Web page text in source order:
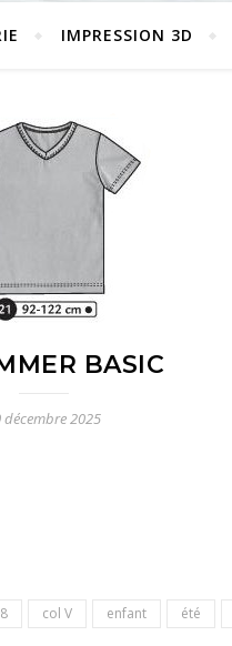
IMPRESSION 3D
BASIC
décembre 2025
col V enfant été